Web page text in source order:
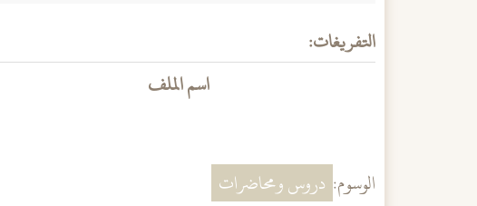
التفريغات:
اسم الملف
الوسوم: دروس ومحاضرات